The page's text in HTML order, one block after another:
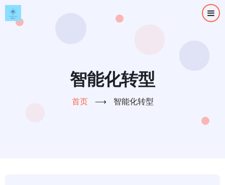
跳
转
智能化转型
首页 ⟶ 智能化转型